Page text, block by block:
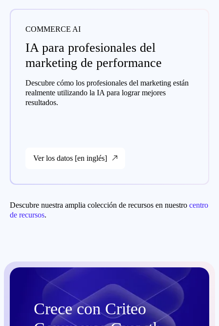
COMMERCE AI
IA para profesionales del
marketing de performance
Descubre cómo los profesionales del marketing están
realmente utilizando la IA para lograr mejores
resultados.
Ver los datos [en inglés]
Descubre nuestra amplia colección de recursos en nuestro centro
de recursos.
Crece con Criteo